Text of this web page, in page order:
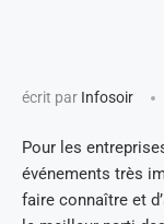
écrit par Infosoir
Pour les
événements très
faire connaître et